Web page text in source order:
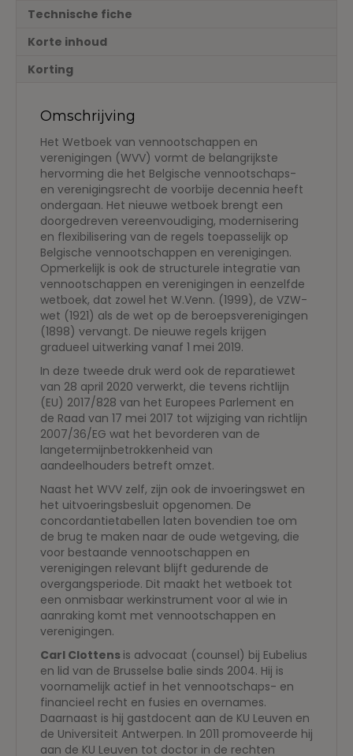
Inclusief
en
aantal
Technische fiche
Korte inhoud
Korting
Omschrijving
Het Wetboek van vennootschappen en
verenigingen (WVV) vormt de belangrijkste
hervorming die het Belgische vennootschaps-
en verenigingsrecht de voorbije decennia heeft
ondergaan. Het nieuwe wetboek brengt een
doorgedreven vereenvoudiging, modernisering
en flexibilisering van de regels toepasselijk op
Belgische vennootschappen en verenigingen.
Opmerkelijk is ook de structurele integratie van
vennootschappen en verenigingen in eenzelfde
wetboek, dat zowel het W.Venn. (1999), de VZW-
wet (1921) als de wet op de beroepsverenigingen
(1898) vervangt. De nieuwe regels krijgen
gradueel uitwerking vanaf 1 mei 2019.
In deze tweede druk werd ook de reparatiewet
van 28 april 2020 verwerkt, die tevens richtlijn
(EU) 2017/828 van het Europees Parlement en
de Raad van 17 mei 2017 tot wijziging van richtlijn
2007/36/EG wat het bevorderen van de
langetermijnbetrokkenheid van
aandeelhouders betreft omzet.
Naast het WVV zelf, zijn ook de invoeringswet en
het uitvoeringsbesluit opgenomen. De
concordantietabellen laten bovendien toe om
de brug te maken naar de oude wetgeving, die
voor bestaande vennootschappen en
verenigingen relevant blijft gedurende de
overgangsperiode. Dit maakt het wetboek tot
een onmisbaar werkinstrument voor al wie in
aanraking komt met vennootschappen en
verenigingen.
Carl Clottens is advocaat (counsel) bij Eubelius
en lid van de Brusselse balie sinds 2004. Hij is
voornamelijk actief in het vennootschaps- en
financieel recht en fusies en overnames.
Daarnaast is hij gastdocent aan de KU Leuven en
de Universiteit Antwerpen. In 2011 promoveerde hij
aan de KU Leuven tot doctor in de rechten